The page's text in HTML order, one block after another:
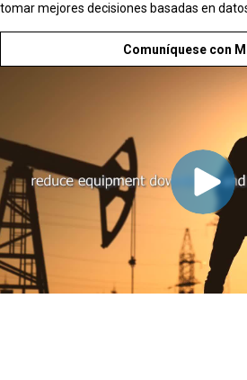
tomar mejores decisiones basadas en
Comuníquese con